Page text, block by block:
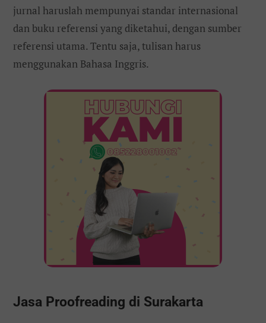
jurnal haruslah mempunyai standar internasional
dan buku referensi yang diketahui, dengan sumber
referensi utama. Tentu saja, tulisan harus
menggunakan Bahasa Inggris.
Jasa Proofreading di Surakarta